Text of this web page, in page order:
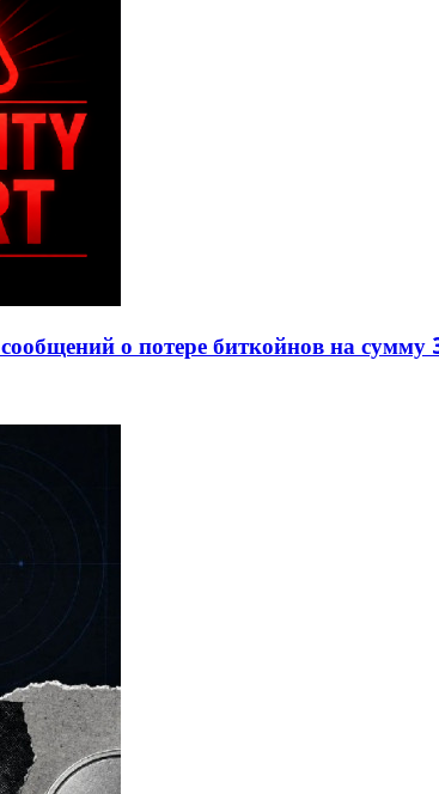
о потере биткойнов на сумму